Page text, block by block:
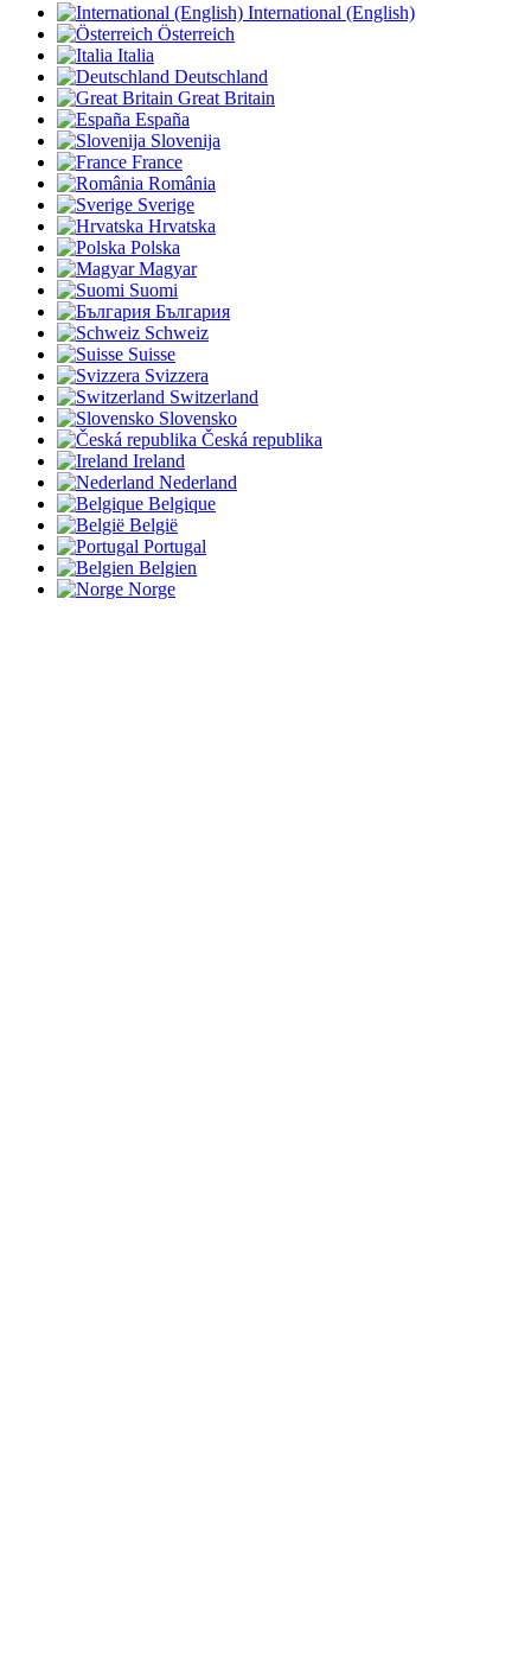
International (English)
Österreich
Italia
Deutschland
Great Britain
España
Slovenija
France
România
Sverige
Hrvatska
Polska
Magyar
Suomi
България
Schweiz
Suisse
Svizzera
Switzerland
Slovensko
Česká republika
Ireland
Nederland
Belgique
België
Portugal
Belgien
Norge